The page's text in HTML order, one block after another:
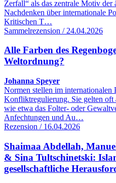
Zerfall“ als das zentrale Motiv
Nachdenken über internationale
Kritischen T…
Sammelrezension / 24.04.2026
Alle Farben des
Weltordnung?
Johanna Speyer
Normen stellen im internationalen
Konfliktregulierung. Sie gelten oft
wie etwa das Folter- oder
Anfechtungen und Au…
Rezension / 16.04.2026
Shaimaa Abdellah,
& Sina Tultschinetski:
gesellschaftliche